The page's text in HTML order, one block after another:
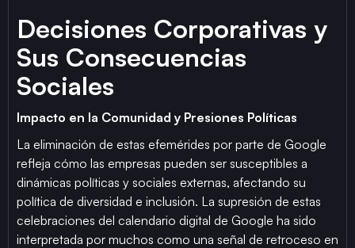
Decisiones Corporativas y
Sus Consecuencias
Sociales
Impacto en la Comunidad y Presiones Políticas
La eliminación de estas efemérides por parte de Google
refleja cómo las empresas pueden ser susceptibles a
dinámicas políticas y sociales externas, afectando su
política de diversidad e inclusión. La supresión de estas
celebraciones del calendario digital de Google ha sido
interpretada por muchos como una señal de retroceso en